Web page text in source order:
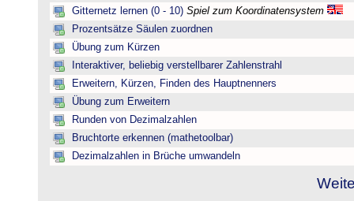
Gitternetz lernen (0 - 10) Spiel zum Koordinatensystem
Prozentsätze Säulen zuordnen
Übung zum Kürzen
Interaktiver, beliebig verstellbarer Zahlenstrahl
Erweitern, Kürzen, Finden des Hauptnenners
Übung zum Erweitern
Runden von Dezimalzahlen
Bruchtorte erkennen (mathetoolbar)
Dezimalzahlen in Brüche umwandeln